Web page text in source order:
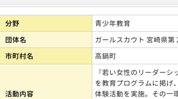
分野
青少年教育
団体名
ガールスカウト 宮崎県第
市町村名
高鍋町
活動内容
『若い女性のリーダーシ
を教育プログラムに掲げ
体験活動を実施。その一